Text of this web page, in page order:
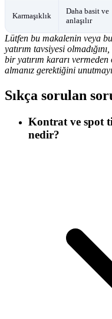
Karmaşıklık
Daha basit ve
anlaşılır
Lütfen bu makalenin veya
yatırım tavsiyesi
bir yatırım kararı
almanız gerektiğini
Sıkça sorulan
Kontrat ve spot
nedir?